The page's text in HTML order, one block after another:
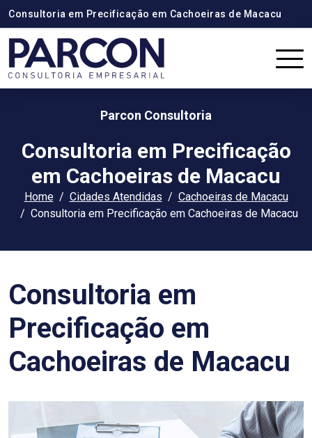
Consultoria em Precificação em Cachoeiras de Macacu
Parcon Consultoria
Consultoria em Precificação
em Cachoeiras de Macacu
Home Cidades Atendidas
Cachoeiras de Macacu
Consultoria em Precificação em Cachoeiras de Macacu
Consultoria em
Precificação em
Cachoeiras de Macacu